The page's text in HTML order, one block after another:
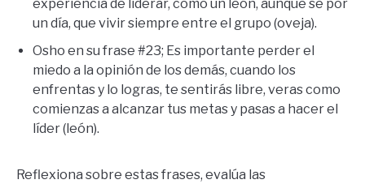
experiencia de liderar, como un león, aunque se por
un día, que vivir siempre entre el grupo (oveja).
Osho en su frase #23; Es importante perder el
miedo a la opinión de los demás, cuando los
enfrentas y lo logras, te sentirás libre, veras como
comienzas a alcanzar tus metas y pasas a hacer el
líder (león).
Reflexiona sobre estas frases, evalúa las